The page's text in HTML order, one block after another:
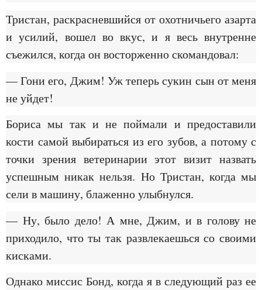
Тристан, раскрасневшийся от охотничьего азарта
и усилий, вошел во вкус, и я весь внутренне
съежился, когда он восторженно скомандовал:
— Гони его, Джим! Уж теперь сукин сын от меня
не уйдет!
Бориса мы так и не поймали и предоставили
кости самой выбираться из его зубов, а потому с
точки зрения ветеринарии этот визит назвать
успешным никак нельзя. Но Тристан, когда мы
сели в машину, блаженно улыбнулся.
— Ну, было дело! А мне, Джим, и в голову не
приходило, что ты так развлекаешься со своими
кисками.
Однако миссис Бонд, когда я в следующий раз ее